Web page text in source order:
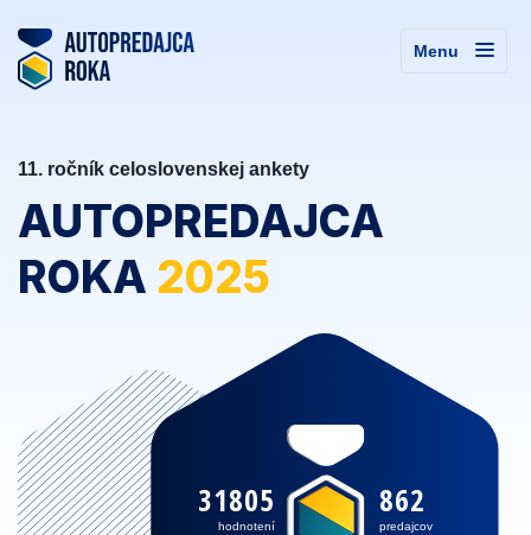
Menu
11. ročník celoslovenskej ankety
AUTOPREDAJCA
ROKA 2025
862
predajcov
31805
hodnotení